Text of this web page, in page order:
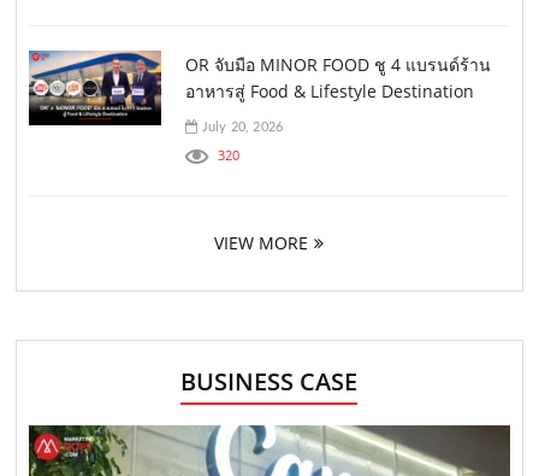
OR จับมือ MINOR FOOD ชู 4 แบรนด์ร้าน
อาหารสู่ Food & Lifestyle Destination
July 20, 2026
320
VIEW MORE
BUSINESS CASE